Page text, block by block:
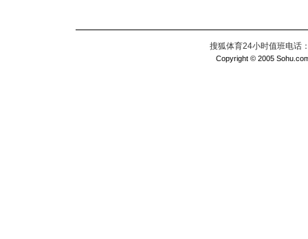
搜狐体育24小时值班电话
Copyright © 2005